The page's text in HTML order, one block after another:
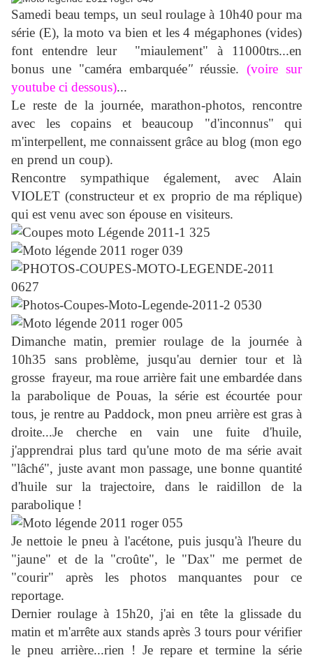
Samedi beau temps, un seul roulage à 10h40 pour ma
série (E), la moto va bien et les 4 mégaphones (vides)
font entendre leur "miaulement" à 11000trs...en
bonus une "caméra embarquée"réussie.(voire sur
youtube ci dessous)...
Le reste de la journée, marathon-photos, rencontre
avec les copains et beaucoup "d'inconnus" qui
m'interpellent, me connaissent grâce au blog (mon ego
en prend un coup).
Rencontre sympathique également, avec Alain
VIOLET (constructeur et ex proprio de ma réplique)
qui est venu avec son épouse en visiteurs.
Dimanche matin, premier roulage de la journée à
10h35 sans problème, jusqu'au dernier tour et là
grosse frayeur, ma roue arrière fait une embardée dans
la parabolique de Pouas, la série est écourtée pour
tous, je rentre au Paddock, mon pneu arrière est gras à
droite...Je cherche en vain une fuite d'huile,
j'apprendrai plus tard qu'une moto de ma série avait
"lâché", juste avant mon passage, une bonne quantité
d'huile sur la trajectoire, dans le raidillon de la
parabolique !
Je nettoie le pneu à l'acétone, puis jusqu'à l'heure du
"jaune" et de la "croûte", le "Dax" me permet de
"courir" après les photos manquantes pour ce
reportage.
Dernier roulage à 15h20, j'ai en tête la glissade du
matin et m'arrête aux stands après 3 tours pour vérifier
le pneu arrière...rien ! Je repare et termine la série